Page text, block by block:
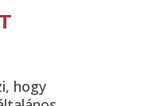
hogy